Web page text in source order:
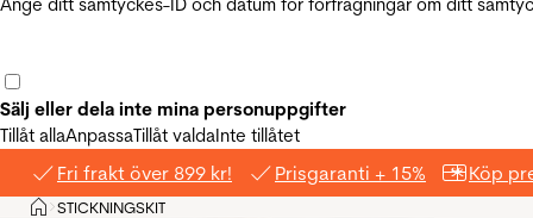
Sälj eller dela inte mina personuppgifter
Tillåt allaAnpassaTillåt valdaInte tillåtet
Fri frakt över 899 kr! Prisgaranti + 15% Köp
Hem
>STICKNINGSKIT